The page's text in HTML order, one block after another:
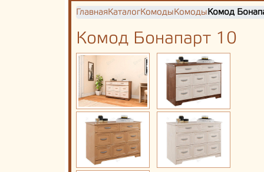
ГлавнаяКаталогКомодыКомодыКомод
Комод Бонапарт 10